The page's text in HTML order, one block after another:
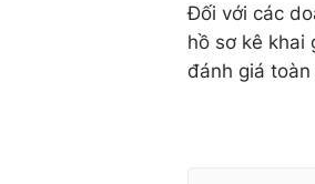
Đối với các
hồ sơ kê khai
đánh giá toàn